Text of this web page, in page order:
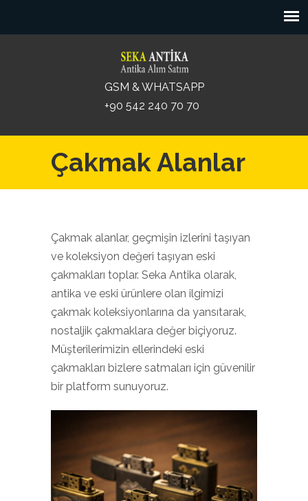
GSM & WHATSAPP
+90 542 240 70 70
Çakmak Alanlar
Çakmak alanlar, geçmişin izlerini taşıyan
ve koleksiyon değeri taşıyan eski
çakmakları toplar. Seka Antika olarak,
antika ve eski ürünlere olan ilgimizi
çakmak koleksiyonlarına da yansıtarak,
nostaljik çakmaklara değer biçiyoruz.
Müşterilerimizin ellerindeki eski
çakmakları bizlere satmaları için güvenilir
bir platform sunuyoruz.